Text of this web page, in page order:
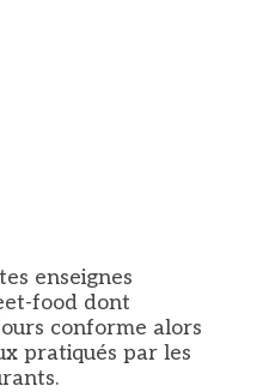
enseignes
food dont
conforme alors
pratiqués par les